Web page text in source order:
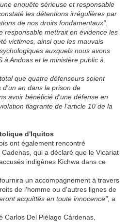
enquête sérieuse et responsable
les détentions irrégulières par
de nos droits fondamentaux".
responsable mettrait en évidence les
victimes, ainsi que les mauvais
auxquels nous avons
à Andoas et le ministère public à
que quatre défenseurs soient
an dans la prison de
avoir bénéficié d'une défense en
flagrante de l'article 10 de la
d'Iquitos
ont également rencontré
qui a déclaré que le Vicariat
indigènes Kichwa dans ce
un accompagnement à travers
de l'homme ou d'autres lignes de
acquittés en toute innocence", a
Carlos Del Piélago Cárdenas,